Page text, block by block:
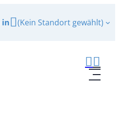
in (Kein Standort gewählt)